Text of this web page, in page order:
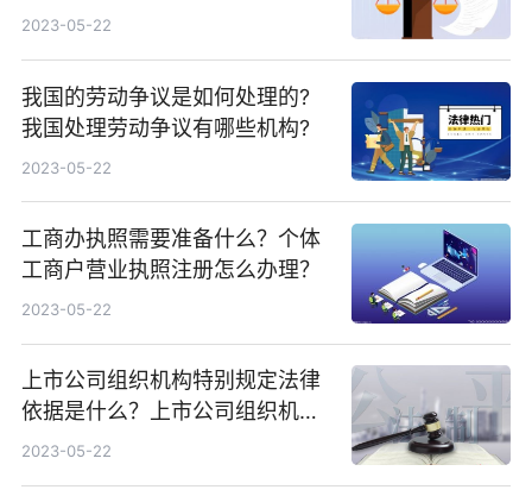
大吗？
2023-05-22
我国的劳动争议是如何处理的?
我国处理劳动争议有哪些机构?
2023-05-22
工商办执照需要准备什么？个体
工商户营业执照注册怎么办理？
2023-05-22
上市公司组织机构特别规定法律
依据是什么？上市公司组织机构
有哪些特别规定？
2023-05-22